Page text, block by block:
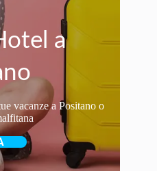
a
vacanze a Positano o